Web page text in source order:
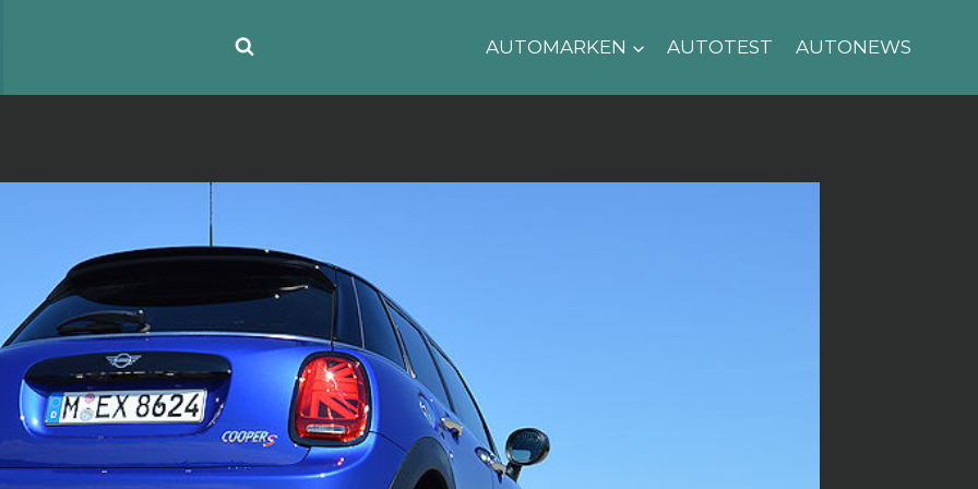
AUTOMARKEN AUTOTEST AUTONEWS